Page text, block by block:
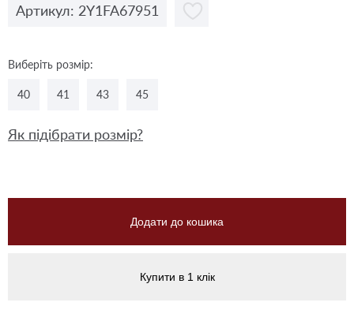
Артикул: 2Y1FA67951
Виберіть розмір:
40 41 43 45
Як підібрати розмір?
Додати до кошика
Купити в 1 клік